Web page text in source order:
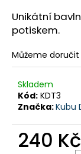
hvězdiček.
Unikátní
potiskem.
Můžeme doručit
Skladem
Kód: KDT3
Značka:Kubu
240 Kč
D
o
p
o